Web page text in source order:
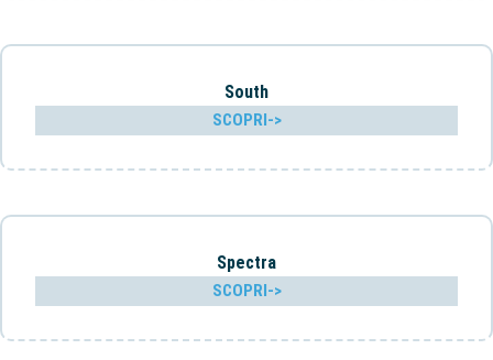
South
SCOPRI->
Spectra
SCOPRI->